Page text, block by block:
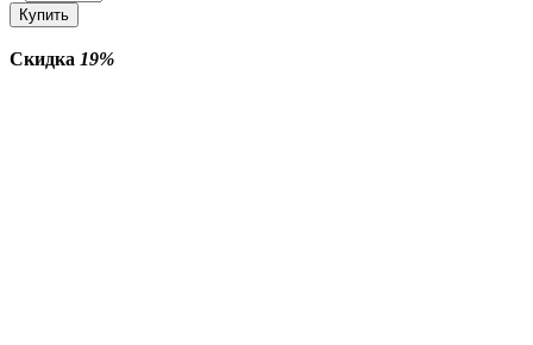
Купить
Скидка 19%